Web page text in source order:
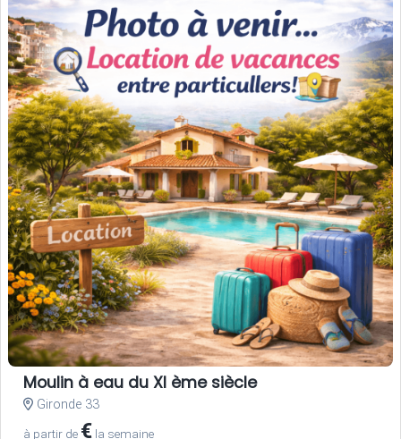
Moulin à eau du XI ème siècle
Gironde 33
à partir de € la semaine